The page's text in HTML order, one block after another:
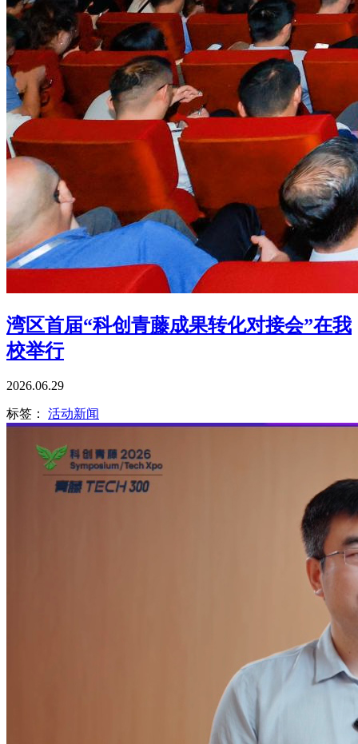
湾区首届“科创青藤成果转化对接会”在我
校举行
2026.06.29
标签： 活动新闻